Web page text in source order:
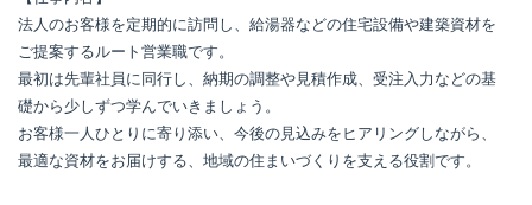
法人のお客様を定期的に訪問し、給湯器などの住宅設備や建築資材を
ご提案するルート営業職です。
最初は先輩社員に同行し、納期の調整や見積作成、受注入力などの基
礎から少しずつ学んでいきましょう。
お客様一人ひとりに寄り添い、今後の見込みをヒアリングしながら、
最適な資材をお届けする、地域の住まいづくりを支える役割です。